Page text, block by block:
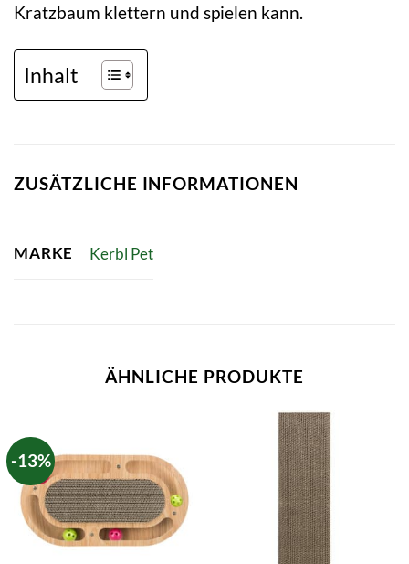
Kratzbaum klettern und spielen kann.
Inhalt
ZUSÄTZLICHE INFORMATIONEN
MARKE Kerbl Pet
ÄHNLICHE PRODUKTE
-13%